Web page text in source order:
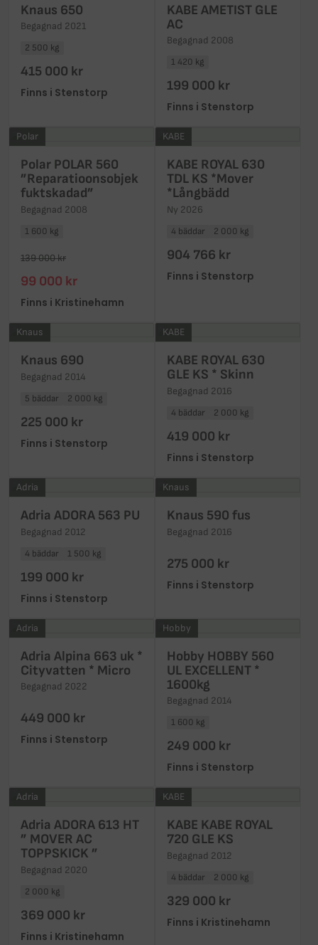
Knaus 650
Begagnad 2021
2 500 kg
415 000 kr
Finns i Stenstorp
KABE AMETIST GLE
AC
Begagnad 2008
1 420 kg
199 000 kr
Finns i Stenstorp
Polar
Polar POLAR 560
”Reparatioonsobjek
fuktskadad”
Begagnad 2008
1 600 kg
139 000 kr
99 000 kr
Finns i Kristinehamn
KABE
KABE ROYAL 630
TDL KS *Mover
*Långbädd
Ny 2026
4 bäddar 2 000 kg
904 766 kr
Finns i Stenstorp
Knaus
Knaus 690
Begagnad 2014
5 bäddar 2 000 kg
225 000 kr
Finns i Stenstorp
KABE
KABE ROYAL 630
GLE KS * Skinn
Begagnad 2016
4 bäddar 2 000 kg
419 000 kr
Finns i Stenstorp
Adria
Adria ADORA 563 PU
Begagnad 2012
4 bäddar 1 500 kg
199 000 kr
Finns i Stenstorp
Knaus
Knaus 590 fus
Begagnad 2016
275 000 kr
Finns i Stenstorp
Adria
Adria Alpina 663 uk *
Cityvatten * Micro
Begagnad 2022
449 000 kr
Finns i Stenstorp
Hobby
Hobby HOBBY 560
UL EXCELLENT *
1600kg
Begagnad 2014
1 600 kg
249 000 kr
Finns i Stenstorp
Adria
Adria ADORA 613 HT
” MOVER AC
TOPPSKICK ”
Begagnad 2020
2 000 kg
369 000 kr
Finns i Kristinehamn
KABE
KABE KABE ROYAL
720 GLE KS
Begagnad 2012
4 bäddar 2 000 kg
329 000 kr
Finns i Kristinehamn